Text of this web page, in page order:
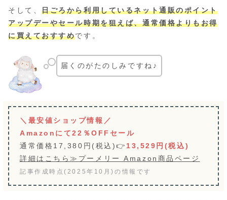
そして、日ごろから利用しているネット通販のポイント
アップデーやセール時期を狙えば、通常価格よりもお得
に買えておすすめです。
届くのがたのしみですね♪
＼最安値ショップ情報／
Amazonにて22％OFFセール
通常価格17,380円(税込)👉 13,529円(税込)
詳細はこちら≫プーメリー Amazon商品ページ
記事作成時点(2025年10月)の情報です